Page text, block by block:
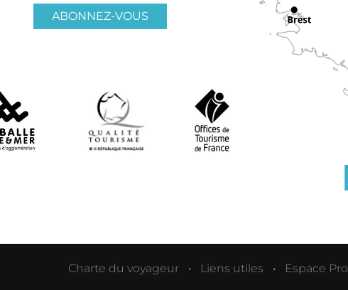
ABONNEZ-VOUS
Charte du voyageur Liens utiles Espace Pro